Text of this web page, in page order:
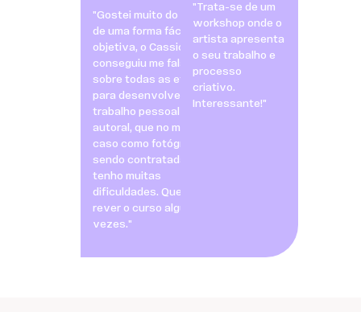
"Gostei muito do curso,
de uma forma fácil,
objetiva, o Cassio
conseguiu me falar
sobre todas as etapas
para desenvolver um
trabalho pessoal e
autoral, que no meu
caso como fotógrafa
sendo contratada
tenho muitas
dificuldades. Quero
rever o curso algumas
vezes."
"Trata-se de um
workshop onde o
artista apresenta
o seu trabalho e
processo
criativo.
Interessante!"